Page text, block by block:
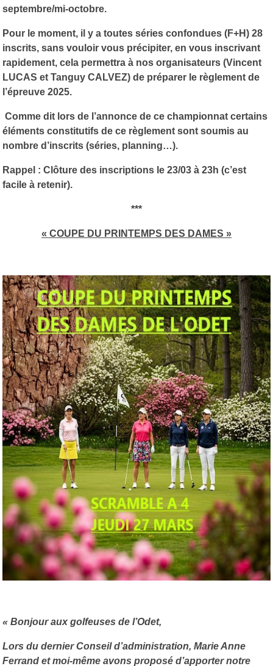
septembre/mi-octobre.
Pour le moment, il y a toutes séries confondues (F+H) 28
inscrits, sans vouloir vous précipiter, en vous inscrivant
rapidement, cela permettra à nos organisateurs (Vincent
LUCAS et Tanguy CALVEZ) de préparer le règlement de
l’épreuve 2025.
Comme dit lors de l’annonce de ce championnat certains
éléments constitutifs de ce règlement sont soumis au
nombre d’inscrits (séries, planning…).
Rappel : Clôture des inscriptions le 23/03 à 23h (c’est
facile à retenir).
***
« COUPE DU PRINTEMPS DES DAMES »
« Bonjour aux golfeuses de l’Odet,
Lors du dernier Conseil d’administration, Marie Anne
Ferrand et moi-même avons proposé d’apporter notre